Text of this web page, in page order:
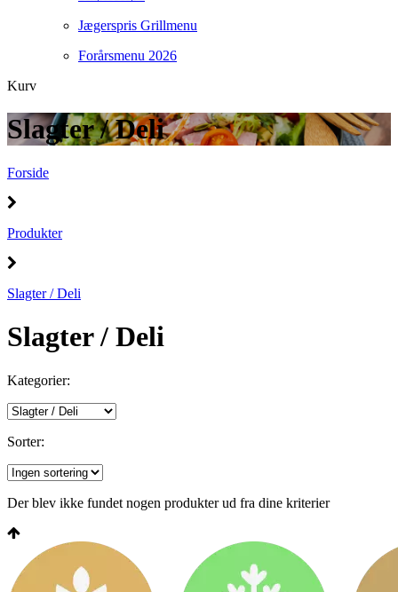
Jægerspris Grillmenu
Forårsmenu 2026
Kurv
Slagter / Deli
Forside
Produkter
Slagter / Deli
Slagter / Deli
Kategorier:
Sorter:
Der blev ikke fundet nogen produkter ud fra dine kriterier